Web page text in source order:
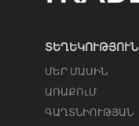
ՏԵՂԵԿՈՒԹՅՈՒՆ
ՄԵՐ ՄԱՍԻՆ
ԱՌԱՔՈւՄ
ԳԱՂՏՆԻՈՒԹՅԱՆ